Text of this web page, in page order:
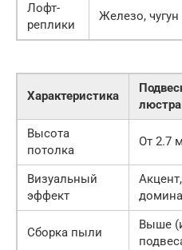
Лофт-
реплики
Железо, чугун
Характеристика
люстра
Высота
потолка
От 2.7 м
Визуальный
эффект
Акцент,
Сборка пыли
Выше